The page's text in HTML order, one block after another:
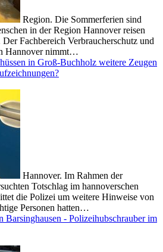
Region. Die Sommerferien sind
in der Region Hannover reisen
Fachbereich Verbraucherschutz und
Hannover nimmt…
in Groß-Buchholz weitere Zeugen
Hannover. Im Rahmen der
Totschlag im hannoverschen
die Polizei um weitere Hinweise von
Personen hatten…
Barsinghausen - Polizeihubschrauber im